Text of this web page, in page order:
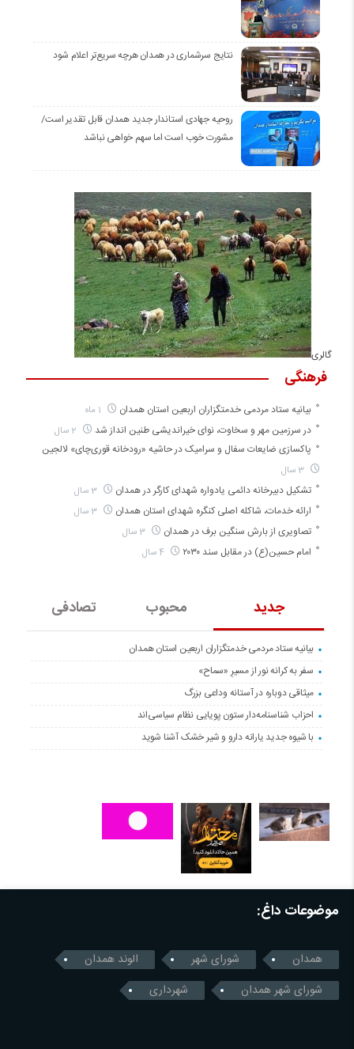
نتایج سرشماری در همدان هرچه سریع‌تر اعلام شود
روحیه جهادی استاندار جدید همدان قابل تقدیر است/
مشورت خوب است اما سهم خواهی نباشد
گالری
جدید محبوب تصادفی
بیانیه ستاد مردمی خدمتگزاران اربعین استان همدان
سفر به کرانه‌ نور از مسیرِ «سماح»
میثاقی دوباره در آستانه‌ وداعی بزرگ
احزاب شناسنامه‌دار ستون پویایی نظام سیاسی‌اند
با شیوه جدید یارانه دارو و شیر خشک آشنا شوید
فرهنگی
بیانیه ستاد مردمی خدمتگزاران اربعین استان همدان
در سرزمین مهر و سخاوت، نوای خیراندیشی طنین انداز شد
پاکسازی ضایعات سفال و سرامیک در حاشیه «رودخانه قوری‌چای» لالجین
3 سال
تشکیل دبیرخانه دائمی یادواره شهدای کارگر در همدان 3 سال
ارائه خدمات، شاکله اصلی کنگره شهدای استان همدان 3 سال
تصاویری از بارش سنگین برف در همدان 3 سال
امام حسین(ع) در مقابل سند ۲۰۳۰
موضوعات داغ:
همدان شورای شهر
الوند همدان
شورای شهر همدان
شهرداری